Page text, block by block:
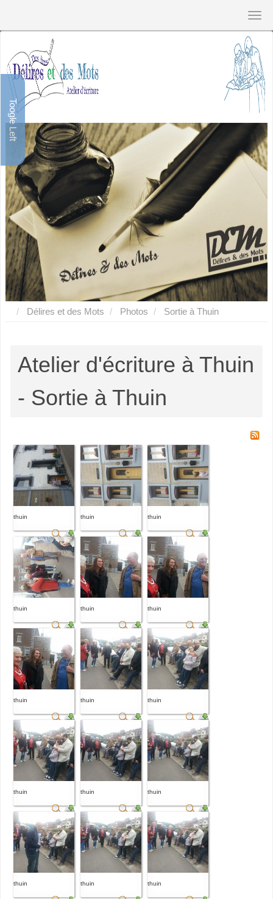
Toogle Left
Délires et des Mots Photos Sortie à Thuin
Atelier d'écriture à Thuin
- Sortie à Thuin
thuin thuin thuin
thuin thuin thuin
thuin thuin thuin
thuin thuin thuin
thuin thuin thuin